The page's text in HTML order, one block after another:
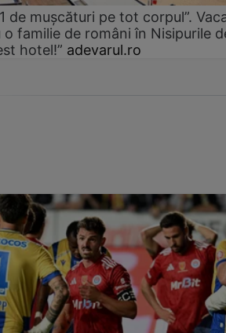
de mușcături pe tot corpul”.
familie de români în Nisipurile
hotel!” adevarul.ro